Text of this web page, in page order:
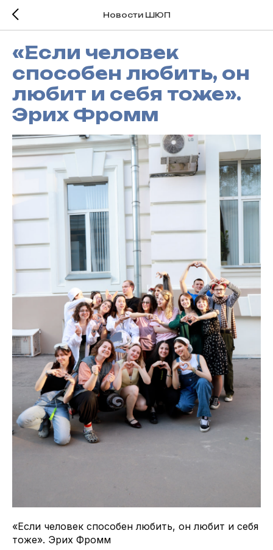
Новости ШЮП
«Если человек
способен любить, он
любит и себя тоже».
Эрих Фромм
«Если человек способен любить, он любит и себя
тоже». Эрих Фромм